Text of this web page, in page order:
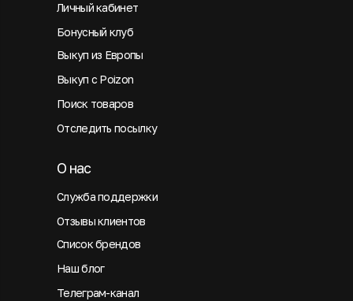
Личный кабинет
Бонусный клуб
Выкуп из Европы
Выкуп с Poizon
Поиск товаров
Отследить посылку
Служба поддержки
О нас
Отзывы клиентов
Список брендов
Наш блог
Телеграм-канал